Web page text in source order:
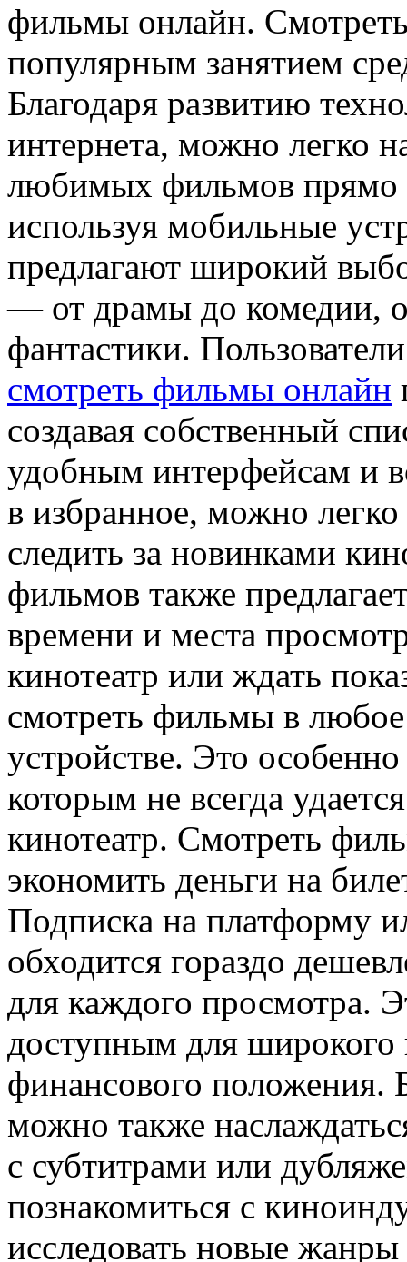
фильмы онлайн.
популярным занятием
Благодаря развитию
интернета, можно легко
любимых фильмов прямо
используя мобильные
предлагают широкий
— от драмы до комедии,
фантастики.
смотреть фильмы онлайн
создавая собственный
удобным интерфейсам и
в избранное, можно
следить за новинками
фильмов также
времени и места
кинотеатр или ждать
смотреть фильмы в
устройстве. Это
которым не всегда
кинотеатр. Смотреть
экономить деньги на
Подписка на платформу
обходится гораздо
для каждого просмотра.
доступным для широкого
финансового положения.
можно также
с субтитрами или
познакомиться с
исследовать новые